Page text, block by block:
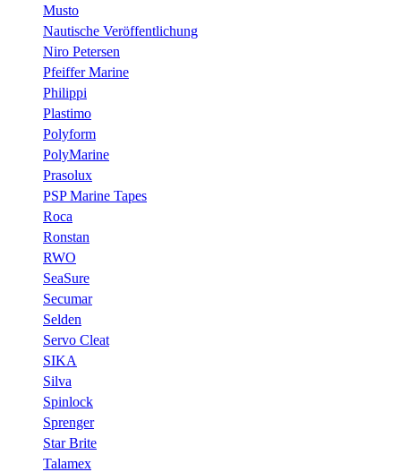
Musto
Nautische Veröffentlichung
Niro Petersen
Pfeiffer Marine
Philippi
Plastimo
Polyform
PolyMarine
Prasolux
PSP Marine Tapes
Roca
Ronstan
RWO
SeaSure
Secumar
Selden
Servo Cleat
SIKA
Silva
Spinlock
Sprenger
Star Brite
Talamex